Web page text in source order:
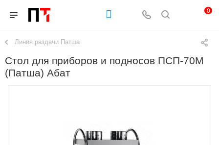
0
Линия раздачи Патша
Стол для приборов и подносов ПСП-70М
(Патша) Абат